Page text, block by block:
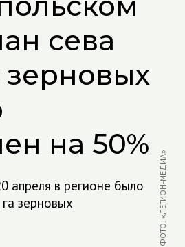
сева
на 50%
апреля в регионе было
зерновых
ФОТО: «ЛЕГИОН-МЕДИА»